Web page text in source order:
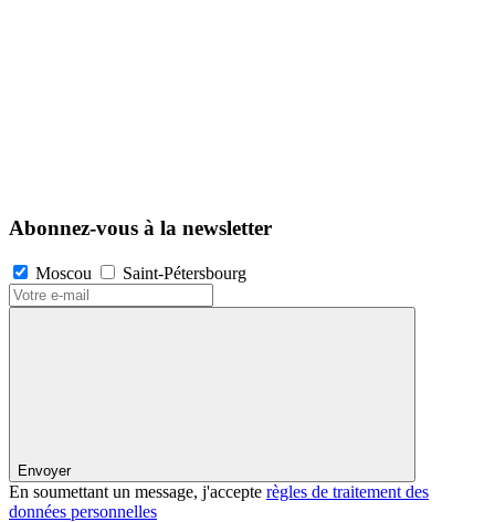
Abonnez-vous à la newsletter
Moscou Saint-Pétersbourg
Envoyer
En soumettant un message, j'accepte règles de traitement des
données personnelles